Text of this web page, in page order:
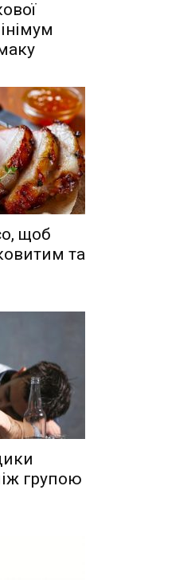
щоб
та
групою